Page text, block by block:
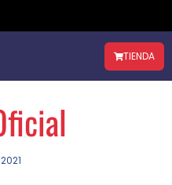
TIENDA